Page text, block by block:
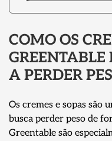
COMO OS
A PERDER
Os cremes e sopas são
busca perder peso de
Greentable são